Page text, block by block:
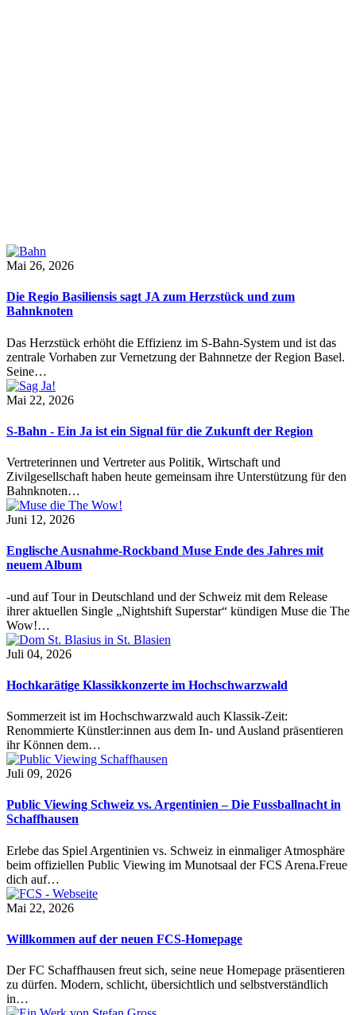
Mai 26, 2026
Die Regio Basiliensis sagt JA zum Herzstück und zum
Bahnknoten
Das Herzstück erhöht die Effizienz im S-Bahn-System und ist das
zentrale Vorhaben zur Vernetzung der Bahnnetze der Region Basel.
Seine…
Mai 22, 2026
S-Bahn - Ein Ja ist ein Signal für die Zukunft der Region
Vertreterinnen und Vertreter aus Politik, Wirtschaft und
Zivilgesellschaft haben heute gemeinsam ihre Unterstützung für den
Bahnknoten…
Juni 12, 2026
Englische Ausnahme-Rockband Muse Ende des Jahres mit
neuem Album
-und auf Tour in Deutschland und der Schweiz mit dem Release
ihrer aktuellen Single „Nightshift Superstar“ kündigen Muse die The
Wow!…
Juli 04, 2026
Hochkarätige Klassikkonzerte im Hochschwarzwald
Sommerzeit ist im Hochschwarzwald auch Klassik-Zeit:
Renommierte Künstler:innen aus dem In- und Ausland präsentieren
ihr Können dem…
Juli 09, 2026
Public Viewing Schweiz vs. Argentinien – Die Fussballnacht in
Schaffhausen
Erlebe das Spiel Argentinien vs. Schweiz in einmaliger Atmosphäre
beim offiziellen Public Viewing im Munotsaal der FCS Arena.Freue
dich auf…
Mai 22, 2026
Willkommen auf der neuen FCS-Homepage
Der FC Schaffhausen freut sich, seine neue Homepage präsentieren
zu dürfen. Modern, schlicht, übersichtlich und selbstverständlich
in…